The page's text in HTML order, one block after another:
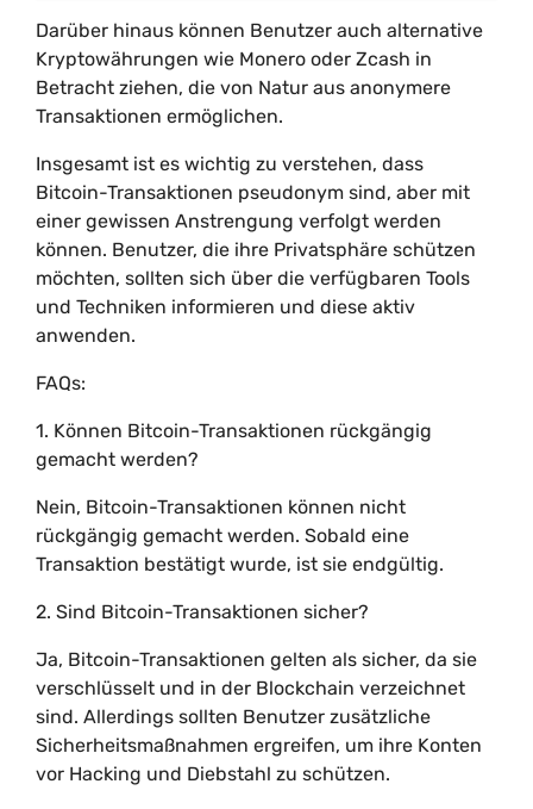
Darüber hinaus können Benutzer auch alternative
Kryptowährungen wie Monero oder Zcash in
Betracht ziehen, die von Natur aus anonymere
Transaktionen ermöglichen.
Insgesamt ist es wichtig zu verstehen, dass
Bitcoin-Transaktionen pseudonym sind, aber mit
einer gewissen Anstrengung verfolgt werden
können. Benutzer, die ihre Privatsphäre schützen
möchten, sollten sich über die verfügbaren Tools
und Techniken informieren und diese aktiv
anwenden.
FAQs:
1. Können Bitcoin-Transaktionen rückgängig
gemacht werden?
Nein, Bitcoin-Transaktionen können nicht
rückgängig gemacht werden. Sobald eine
Transaktion bestätigt wurde, ist sie endgültig.
2. Sind Bitcoin-Transaktionen sicher?
Ja, Bitcoin-Transaktionen gelten als sicher, da sie
verschlüsselt und in der Blockchain verzeichnet
sind. Allerdings sollten Benutzer zusätzliche
Sicherheitsmaßnahmen ergreifen, um ihre Konten
vor Hacking und Diebstahl zu schützen.